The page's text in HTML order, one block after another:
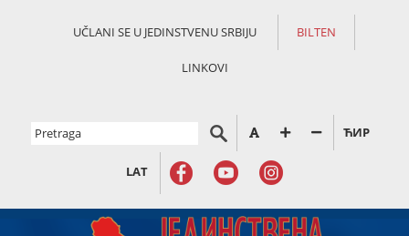
UČLANI SE U JEDINSTVENU SRBIJU BILTEN
LINKOVI
ЋИР
LAT